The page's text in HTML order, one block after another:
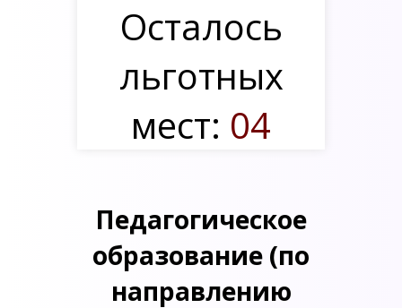
Осталось
льготных
мест: 04
Педагогическое
образование (по
направлению